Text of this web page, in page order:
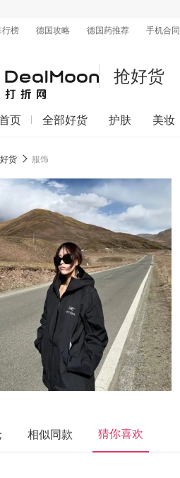
行榜 德国攻略 德国药推荐 手机合同
抢好货
页 全部好货 护肤 美妆
货 服饰
相似同款 猜你喜欢